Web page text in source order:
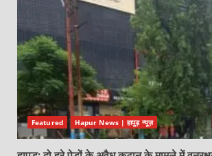
Featured Hapur News | हापुड़ न्यूज़